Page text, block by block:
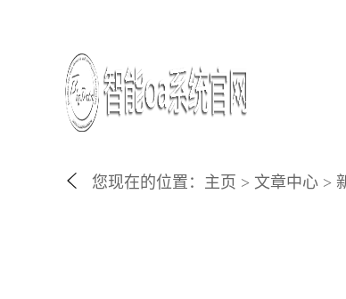
您现在的位置： 主页 > 文章中心 >